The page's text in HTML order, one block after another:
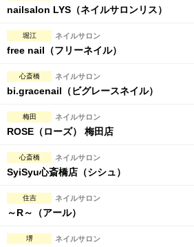
専用駐車場あり
日本人スタッフのみ
駅から徒歩5分以内
こだわり条件を変更
nailsalon LYS（ネイルサロンリス）
堀江 ネイルサロン
free nail（フリーネイル）
心斎橋 ネイルサロン
bi.gracenail（ビグレースネイル）
梅田 ネイルサロン
ROSE（ローズ） 梅田店
心斎橋 ネイルサロン
SyiSyu心斎橋店（シシュ）
住吉 ネイルサロン
～R～（アール）
堺 ネイルサロン